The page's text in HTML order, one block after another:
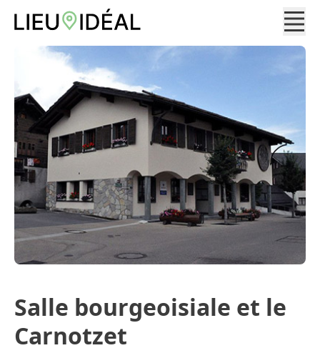
Salle bourgeoisiale et le
Carnotzet